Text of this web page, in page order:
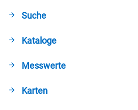
Suche
Kataloge
Messwerte
Karten